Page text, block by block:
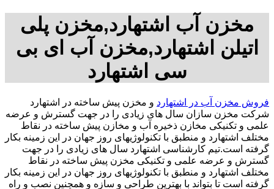
مخزن آب اشتهارد,مخزن پلی
اتیلن اشتهارد,مخزن آب ای بی
سی اشتهارد
فروش مخزن آب در اشتهارد و مخزن پیش ساخته در اشتهارد
شرکت مخزن سازان سال های زیادی را در جهت گسترش و عرضه
علمی و تکنیکی مخازن ذخیره آب و مخازن پیش ساخته در نقاط
مختلف اشتهارد و منطبق با تکنولوژیهای روز جهان در این زمینه بکار
گرفته است.تیم کارشناسی اشتهارد سال های زیادی را در جهت
گسترش و عرضه علمی و تکنیکی مخزن پیش ساخته در نقاط
مختلف اشتهارد و منطبق با تکنولوژیهای روز جهان در این زمینه بکار
گرفته است تا بتواند با بهترین طراحی و سازه و همچنین نصب و راه